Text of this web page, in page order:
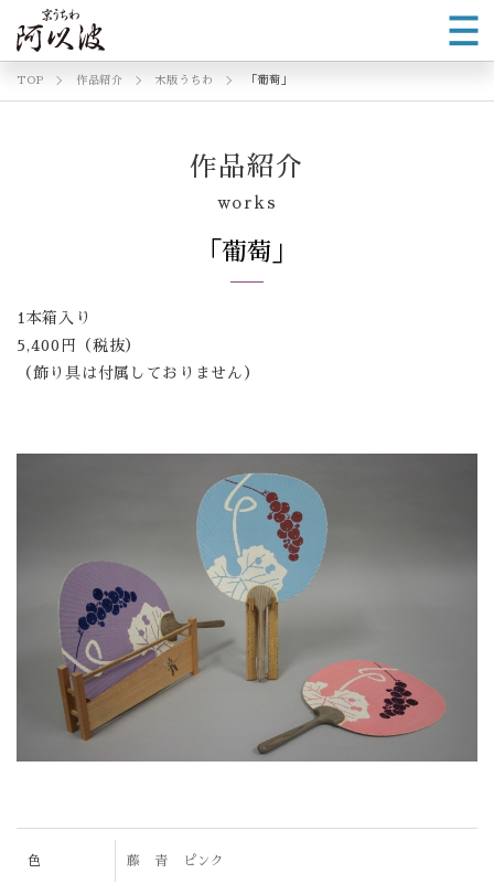
TOP 作品紹介 木版うちわ 「葡萄」
作品紹介
works
「葡萄」
1本箱入り
5,400円（税抜）
（飾り具は付属しておりません）
色 藤 青 ピンク